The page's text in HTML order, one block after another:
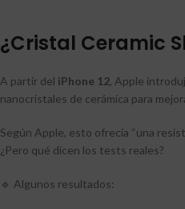
¿Cristal Ceramic
A partir del iPhone 12, Apple
nanocristales de cerámica para
Según Apple, esto ofrecía “una
¿Pero qué dicen los tests reales?
🔹 Algunos resultados: